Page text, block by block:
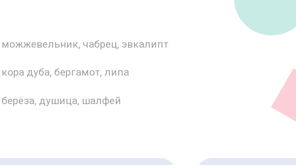
можжевельник, чабрец, эвкалипт
кора дуба, бергамот, липа
берёза, душица, шалфей